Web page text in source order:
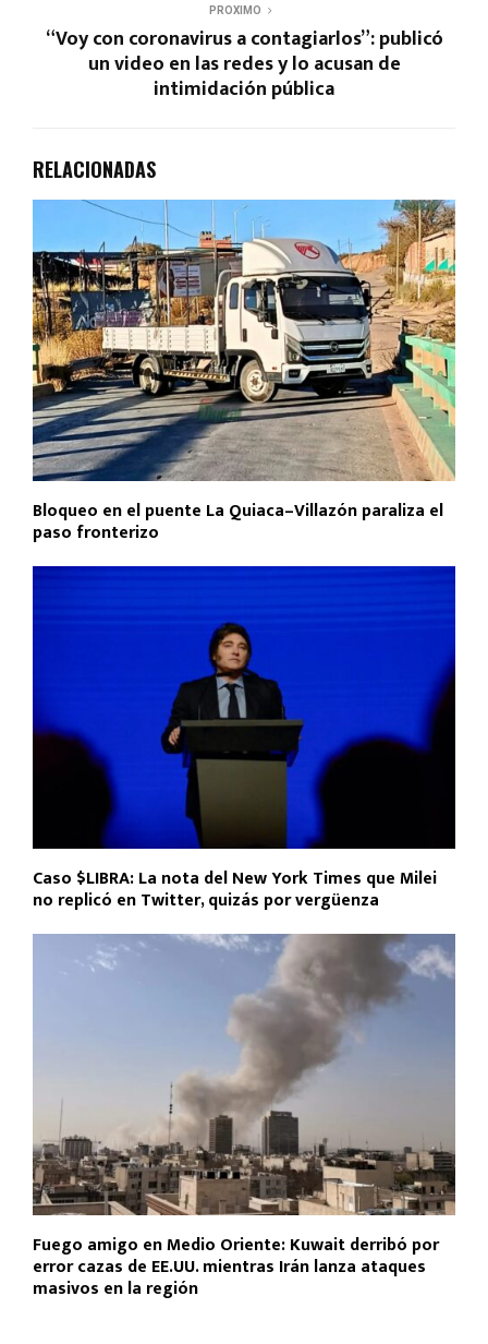
PROXIMO
“Voy con coronavirus a contagiarlos”: publicó
un video en las redes y lo acusan de
intimidación pública
RELACIONADAS
Bloqueo en el puente La Quiaca–Villazón paraliza el
paso fronterizo
Caso $LIBRA: La nota del New York Times que Milei
no replicó en Twitter, quizás por vergüenza
Fuego amigo en Medio Oriente: Kuwait derribó por
error cazas de EE.UU. mientras Irán lanza ataques
masivos en la región